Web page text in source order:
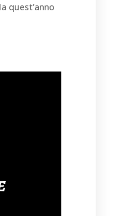
quest’anno